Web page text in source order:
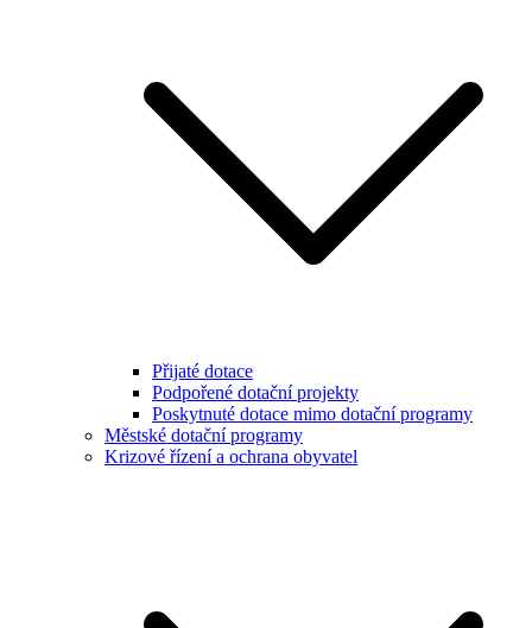
Přijaté dotace
Podpořené dotační projekty
Poskytnuté dotace mimo dotační programy
Městské dotační programy
Krizové řízení a ochrana obyvatel